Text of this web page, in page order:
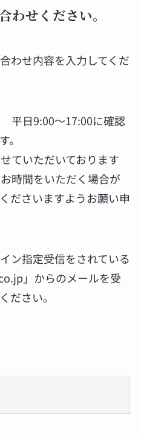
わせください。
わせ内容を入力してくだ
平日9:00～17:00に確認
。
ていただいております
時間をいただく場合が
ださいますようお願い申
ン指定受信をされている
」からのメールを受
ださい。